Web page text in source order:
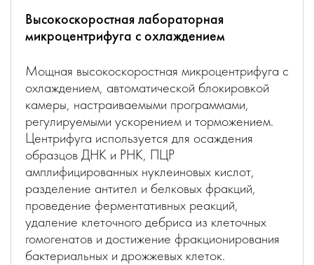
Высокоскоростная лабораторная
микроцентрифуга c охлаждением
Мощная высокоскоростная микроцентрифуга с
охлаждением, автоматической блокировкой
камеры, настраиваемыми программами,
регулируемыми ускорением и торможением.
Центрифуга используется для осаждения
образцов ДНК и РНК, ПЦР
амплифицированных нуклеиновых кислот,
разделение антител и белковых фракций,
проведение ферментативных реакций,
удаление клеточного дебриса из клеточных
гомогенатов и достижение фракционирования
бактериальных и дрожжевых клеток.